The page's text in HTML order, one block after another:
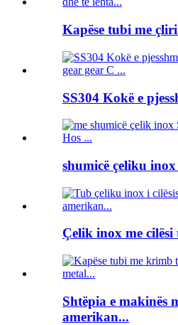
Kapëse tubi me
SS304 Kokë e
shumicë çeliku inox
Çelik inox me cilësi
Shtëpia e makinës
amerikan...